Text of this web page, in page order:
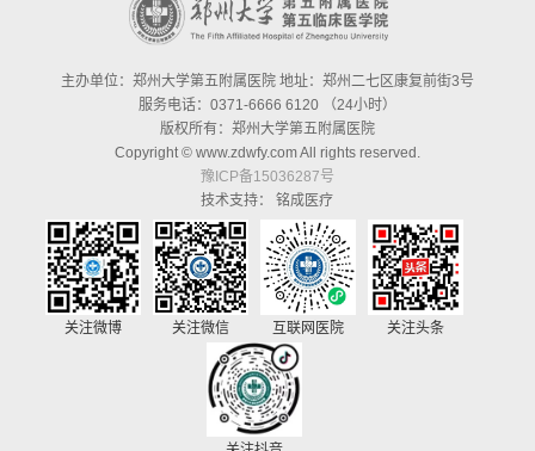
关注微博 关注微信 互联网医院 关注头条
主办单位：郑州大学第五附属医院 地址：郑州二七区康复前街3号
服务电话：0371-6666 6120 （24小时）
版权所有：郑州大学第五附属医院
Copyright © www.zdwfy.com All rights reserved.
豫ICP备15036287号
技术支持：铭成医疗